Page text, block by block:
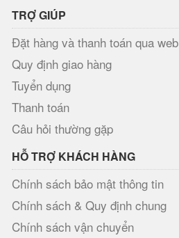
TRỢ GIÚP
Đặt hàng và thanh toán qua web
Quy định giao hàng
Tuyển dụng
Thanh toán
Câu hỏi thường gặp
HỖ TRỢ KHÁCH HÀNG
Chính sách bảo mật thông tin
Chính sách & Quy định chung
Chính sách vận chuyển